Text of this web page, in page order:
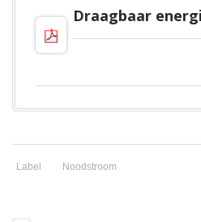
Draagbaar
Label Noodstroom